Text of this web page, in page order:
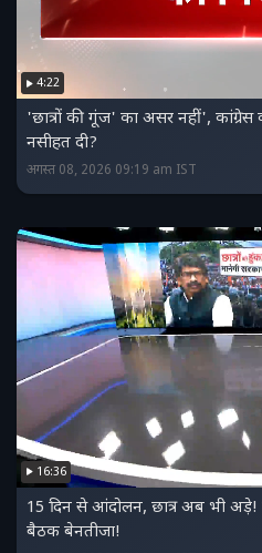
4:22
'छात्रों की गूंज' का असर नहीं', कांग्रेस
नसीहत दी?
अगस्त 08, 2026 09:19 am IST
16:36
15 दिन से आंदोलन, छात्र अब भी अड़े!
बैठक बेनतीजा!